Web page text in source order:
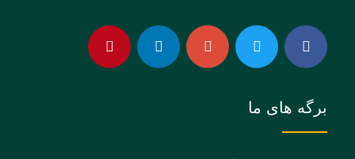
برگه های ما